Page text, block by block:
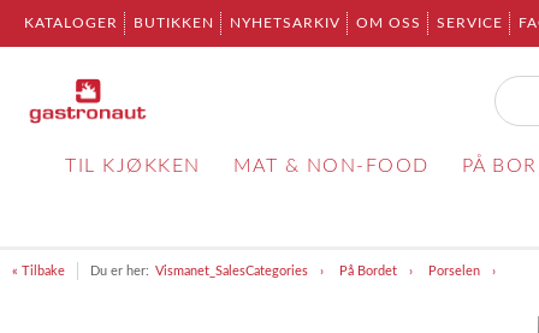
KATALOGER BUTIKKEN NYHETSARKIV OM OSS SERVICE
TIL KJØKKEN MAT & NON-FOOD PÅ
« Tilbake Du er her: Vismanet_SalesCategories På Bordet Porselen